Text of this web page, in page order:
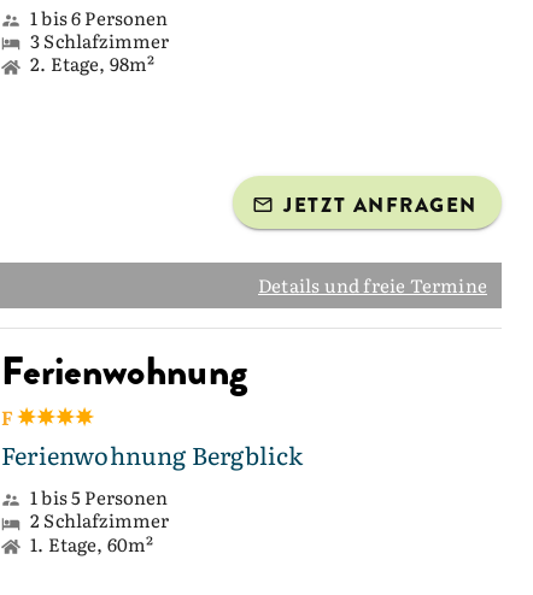
1 bis 6 Personen
3 Schlafzimmer
2. Etage, 98m²
JETZT ANFRAGEN
Details und freie Termine
Ferienwohnung
F
Ferienwohnung Bergblick
1 bis 5 Personen
2 Schlafzimmer
1. Etage, 60m²